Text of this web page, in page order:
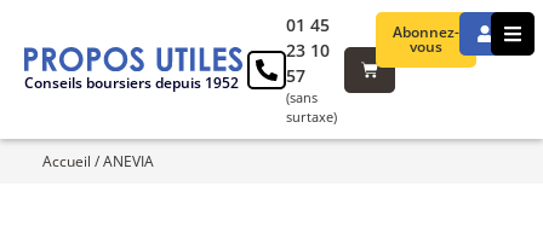
Conseils boursiers depuis 1952
Abonnez-
vous
01 45
23 10
57
(sans
surtaxe)
Accueil /ANEVIA